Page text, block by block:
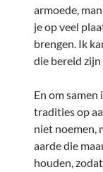
armoede,
je op veel
brengen. Ik
die bereid
En om
tradities op
niet noemen,
aarde die
houden,